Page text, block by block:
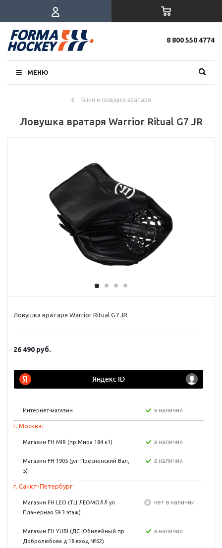
8 800 550 4774
МЕНЮ
Блин и ловушка вратаря
Ловушка вратаря Warrior Ritual G7 JR
Ловушка вратаря Warrior Ritual G7 JR
26 490 руб.
Интернет-магазин в наличии
г. Москва:
Магазин FH MIR (пр Мира 184 к1) в наличии
Магазин FH 1905 (ул. Пресненский Вал,
5)
в наличии
г. Санкт-Петербург:
Магазин FH LEO (ТЦ ЛЕОМОЛЛ ул
Планерная 59 3 этаж)
Нет в наличии
Магазин FH YUBI (ДС Юбилейный пр
Добролюбова д.18 вход №62)
в наличии